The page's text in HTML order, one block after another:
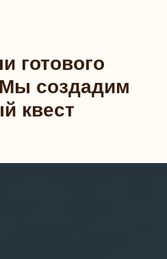
готового
создадим
квест